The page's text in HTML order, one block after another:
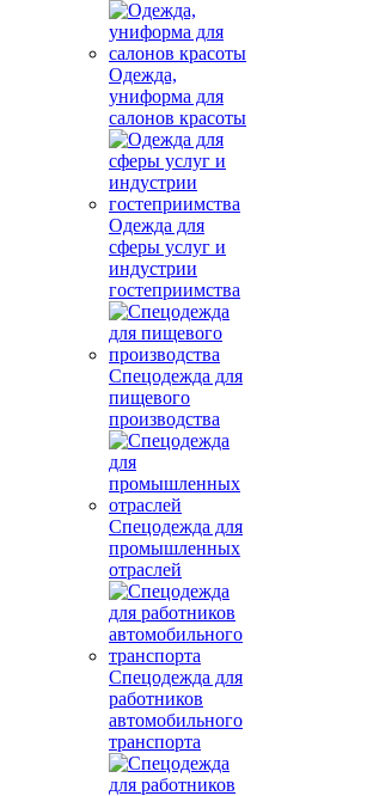
Одежда,
униформа для
салонов красоты
Одежда для
сферы услуг и
индустрии
гостеприимства
Спецодежда для
пищевого
производства
Спецодежда для
промышленных
отраслей
Спецодежда для
работников
автомобильного
транспорта